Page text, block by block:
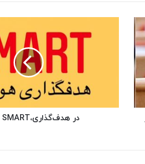
در هدف‌گذاری،SMART باشیم!